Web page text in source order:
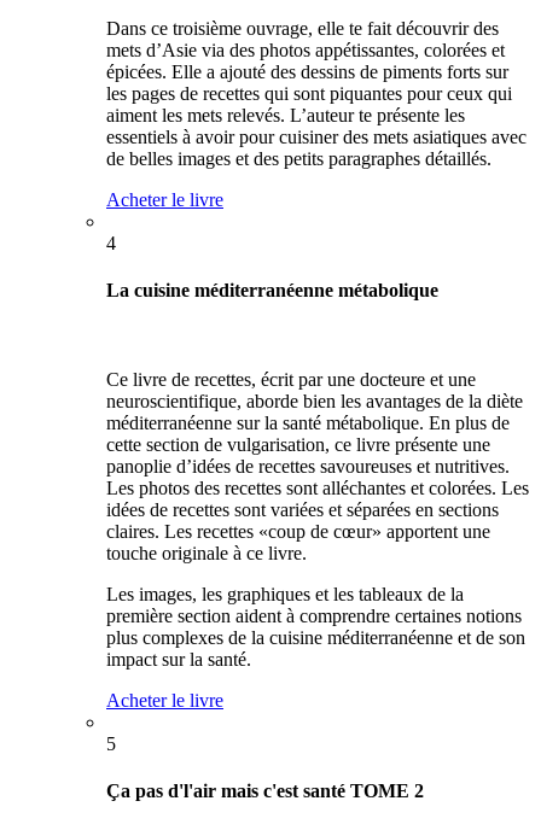
Dans ce troisième ouvrage, elle te fait découvrir des
mets d’Asie via des photos appétissantes, colorées et
épicées. Elle a ajouté des dessins de piments forts sur
les pages de recettes qui sont piquantes pour ceux qui
aiment les mets relevés. L’auteur te présente les
essentiels à avoir pour cuisiner des mets asiatiques avec
de belles images et des petits paragraphes détaillés.
Acheter le livre
4
La cuisine méditerranéenne métabolique
Ce livre de recettes, écrit par une docteure et une
neuroscientifique, aborde bien les avantages de la diète
méditerranéenne sur la santé métabolique. En plus de
cette section de vulgarisation, ce livre présente une
panoplie d’idées de recettes savoureuses et nutritives.
Les photos des recettes sont alléchantes et colorées. Les
idées de recettes sont variées et séparées en sections
claires. Les recettes «coup de cœur» apportent une
touche originale à ce livre.
Les images, les graphiques et les tableaux de la
première section aident à comprendre certaines notions
plus complexes de la cuisine méditerranéenne et de son
impact sur la santé.
Acheter le livre
5
Ça pas d'l'air mais c'est santé TOME 2